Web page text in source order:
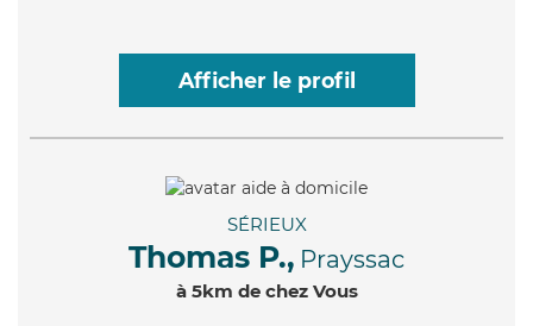
Afficher le profil
SÉRIEUX
Thomas P., Prayssac
à 5km de chez Vous